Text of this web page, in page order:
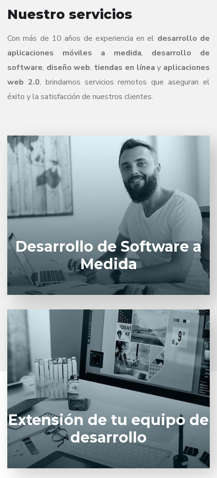
Nuestro servicios
Con más de 10 años de experiencia en el desarrollo de
aplicaciones móviles a medida, desarrollo de
software, diseño web, tiendas en línea y aplicaciones
web 2.0, brindamos servicios remotos que aseguran el
éxito y la satisfacción de nuestros clientes.
Creamos soluciones de software a medida que se
adaptan perfectamente a las necesidades de tu
negocio, potenciando su eficiencia y productividad.
VER MÁS
Desarrollo de Software a
Medida
Expande tu equipo con el apoyo nuestros
talentosos desarrolladores.
VER MÁS
Extensión de tu equipo de
desarrollo